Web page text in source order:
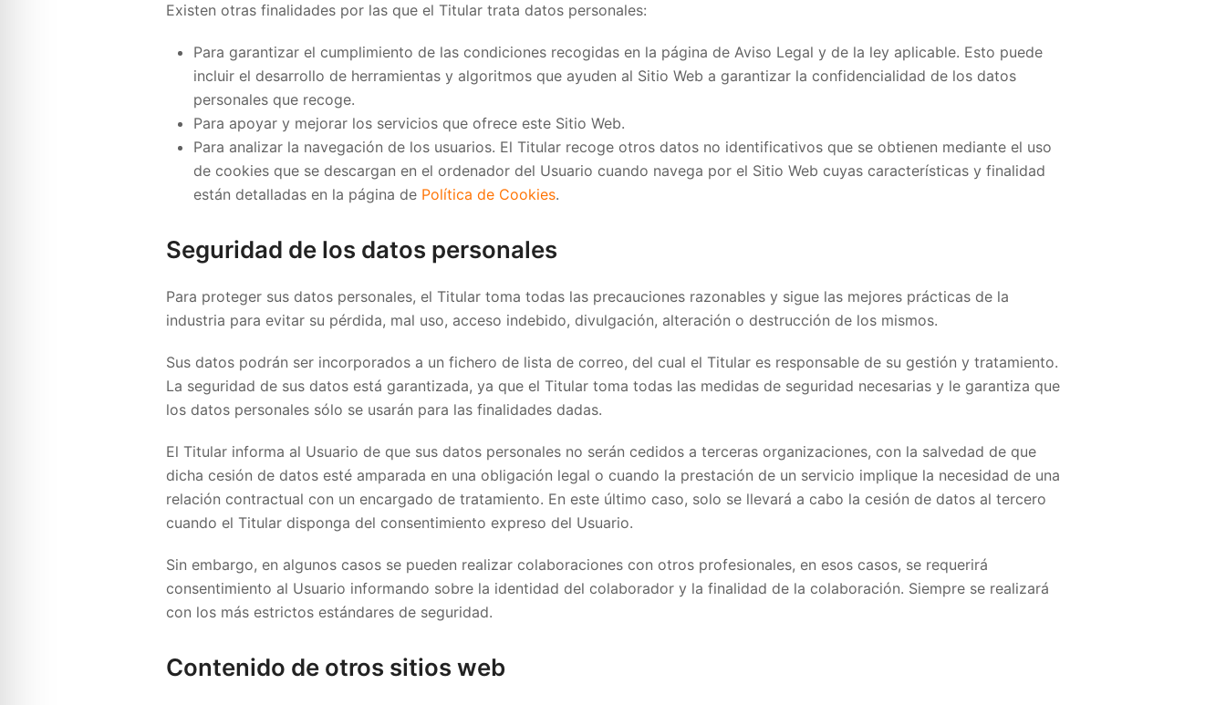
Existen otras finalidades por las que el Titular trata datos personales:
Para garantizar el cumplimiento de las condiciones recogidas en la página de Aviso Legal y de la ley aplicable. Esto puede
incluir el desarrollo de herramientas y algoritmos que ayuden al Sitio Web a garantizar la confidencialidad de los datos
personales que recoge.
Para apoyar y mejorar los servicios que ofrece este Sitio Web.
Para analizar la navegación de los usuarios. El Titular recoge otros datos no identificativos que se obtienen mediante el uso
de cookies que se descargan en el ordenador del Usuario cuando navega por el Sitio Web cuyas características y finalidad
están detalladas en la página de Política de Cookies.
Seguridad de los datos personales
Para proteger sus datos personales, el Titular toma todas las precauciones razonables y sigue las mejores prácticas de la
industria para evitar su pérdida, mal uso, acceso indebido, divulgación, alteración o destrucción de los mismos.
Sus datos podrán ser incorporados a un fichero de lista de correo, del cual el Titular es responsable de su gestión y tratamiento.
La seguridad de sus datos está garantizada, ya que el Titular toma todas las medidas de seguridad necesarias y le garantiza que
los datos personales sólo se usarán para las finalidades dadas.
El Titular informa al Usuario de que sus datos personales no serán cedidos a terceras organizaciones, con la salvedad de que
dicha cesión de datos esté amparada en una obligación legal o cuando la prestación de un servicio implique la necesidad de una
relación contractual con un encargado de tratamiento. En este último caso, solo se llevará a cabo la cesión de datos al tercero
cuando el Titular disponga del consentimiento expreso del Usuario.
Sin embargo, en algunos casos se pueden realizar colaboraciones con otros profesionales, en esos casos, se requerirá
consentimiento al Usuario informando sobre la identidad del colaborador y la finalidad de la colaboración. Siempre se realizará
con los más estrictos estándares de seguridad.
Contenido de otros sitios web